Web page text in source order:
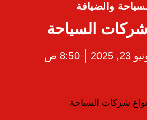
والضيافة
شركات السياحة
23, 2025 8:50 ص